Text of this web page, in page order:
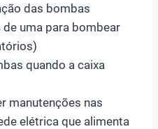
das bombas
uma para bombear
quando a caixa
manutenções nas
elétrica que alimenta